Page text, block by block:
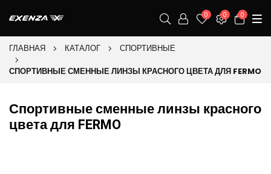
0 0 0
ГЛАВНАЯ КАТАЛОГ
СПОРТИВНЫЕ
СПОРТИВНЫЕ СМЕННЫЕ ЛИНЗЫ КРАСНОГО ЦВЕТА ДЛЯ FERMO
Спортивные сменные линзы красного
цвета для FERMO